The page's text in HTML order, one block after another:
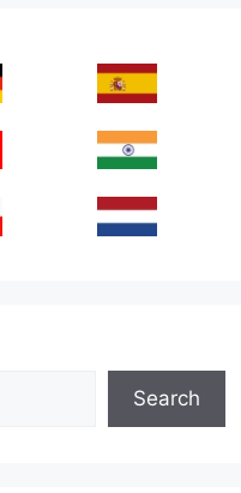
Search